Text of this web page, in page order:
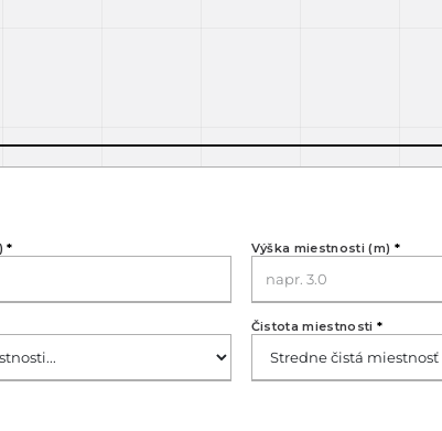
* Výška miestnosti (m) *
Čistota miestnosti *